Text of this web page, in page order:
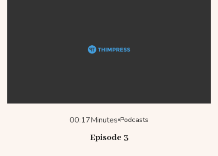
00:17Minutes Podcasts
Episode 3